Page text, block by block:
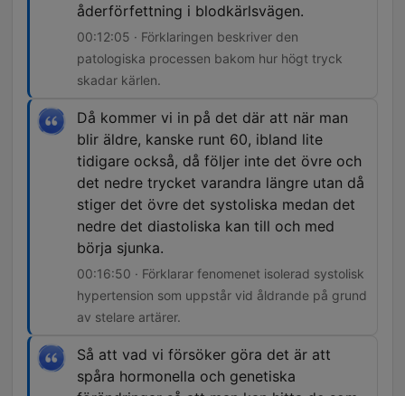
åderförfettning i blodkärlsvägen.
00:12:05 · Förklaringen beskriver den
patologiska processen bakom hur högt tryck
skadar kärlen.
Då kommer vi in på det där att när man
blir äldre, kanske runt 60, ibland lite
tidigare också, då följer inte det övre och
det nedre trycket varandra längre utan då
stiger det övre det systoliska medan det
nedre det diastoliska kan till och med
börja sjunka.
00:16:50 · Förklarar fenomenet isolerad systolisk
hypertension som uppstår vid åldrande på grund
av stelare artärer.
Så att vad vi försöker göra det är att
spåra hormonella och genetiska